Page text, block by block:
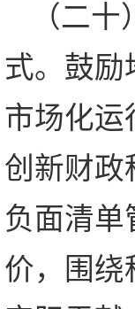
（二
式。鼓励
市场化运
创新财政
负面清单
价，围绕